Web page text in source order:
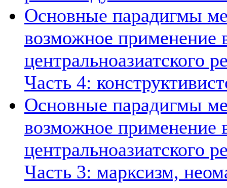
Основные парадигмы
возможное применение
центральноазиатского
Часть 4:
Основные парадигмы
возможное применение
центральноазиатского
Часть 3: марксизм,